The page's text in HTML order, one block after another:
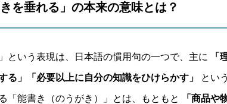
を垂れる」の本来の意味とは？
という表現は、日本語の慣用句の一つで、主に 「
る」「必要以上に自分の知識をひけらかす」 とい
「能書き（のうがき）」とは、もともと 「商品や